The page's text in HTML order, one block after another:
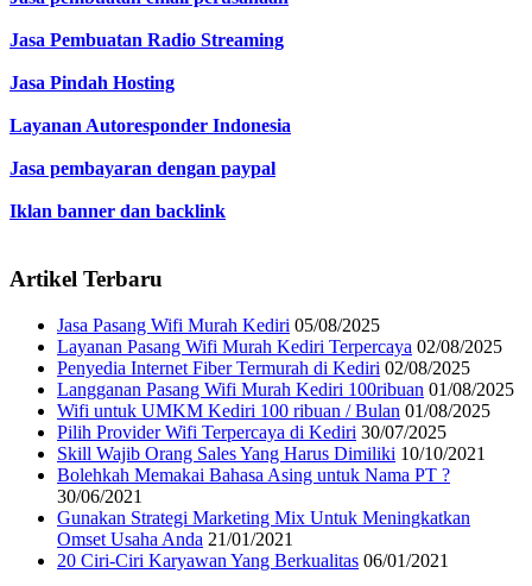
Jasa Pembuatan Radio Streaming
Jasa Pindah Hosting
Layanan Autoresponder Indonesia
Jasa pembayaran dengan paypal
Iklan banner dan backlink
Artikel Terbaru
Jasa Pasang Wifi Murah Kediri 05/08/2025
Layanan Pasang Wifi Murah Kediri Terpercaya 02/08/2025
Penyedia Internet Fiber Termurah di Kediri 02/08/2025
Langganan Pasang Wifi Murah Kediri 100ribuan 01/08/2025
Wifi untuk UMKM Kediri 100 ribuan / Bulan 01/08/2025
Pilih Provider Wifi Terpercaya di Kediri 30/07/2025
Skill Wajib Orang Sales Yang Harus Dimiliki 10/10/2021
Bolehkah Memakai Bahasa Asing untuk Nama PT ?
30/06/2021
Gunakan Strategi Marketing Mix Untuk Meningkatkan
Omset Usaha Anda 21/01/2021
20 Ciri-Ciri Karyawan Yang Berkualitas 06/01/2021